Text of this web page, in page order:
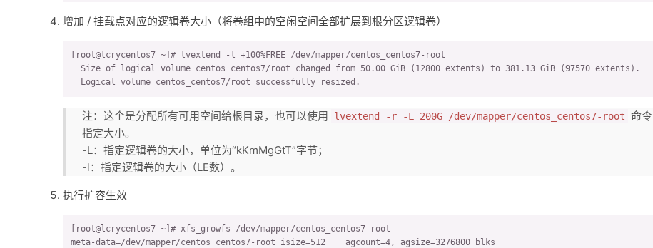
xfsdump: dumping non-directory files
xfsdump: dump size (non-dir files) : 0 bytes
xfsdump: dump complete: 11 seconds elapsed
xfsdump: Dump Summary:
xfsdump: Dump Status: SUCCESS
增加 / 挂载点对应的逻辑卷大小（将卷组中的空闲空间全部扩展到根分区逻辑卷）
[root@lcrycentos7 ~]# lvextend -l +100%FREE /dev/mapper/centos_centos7-root
  Size of logical volume centos_centos7/root changed from 50.00 GiB (12800 extents) to 381.13 GiB (97570 extents).
  Logical volume centos_centos7/root successfully resized.
注：这个是分配所有可用空间给根目录，也可以使用 lvextend -r -L 200G /dev/mapper/centos_centos7-root 命令
指定大小。
-L：指定逻辑卷的大小，单位为“kKmMgGtT”字节；
-l：指定逻辑卷的大小（LE数）。
执行扩容生效
[root@lcrycentos7 ~]# xfs_growfs /dev/mapper/centos_centos7-root
meta-data=/dev/mapper/centos_centos7-root isize=512    agcount=4, agsize=3276800 blks